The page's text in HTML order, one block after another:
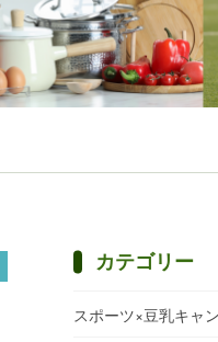
カテゴリー
スポーツ×豆乳キャ